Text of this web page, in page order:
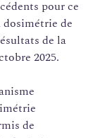
pour ce
de
de la
2025.
de